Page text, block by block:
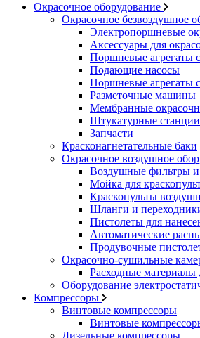
Окрасочное оборудование
Окрасочное безвоздушное
Электропоршневые
Аксессуары для
Поршневые агрегаты
Подающие насосы
Поршневые агрегаты
Разметочные машины
Мембранные
Штукатурные станции
Запчасти
Красконагнетательные баки
Окрасочное воздушное
Воздушные фильтры
Мойка для
Краскопульты
Шланги и
Пистолеты для
Автоматические
Продувочные
Окрасочно-сушильные
Расходные
Оборудование
Компрессоры
Винтовые компрессоры
Винтовые